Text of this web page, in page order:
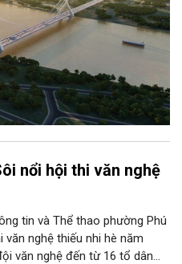
nổi hội thi văn nghệ
tin và Thể thao phường Phú
nghệ thiếu nhi hè năm
văn nghệ đến từ 16 tổ dân